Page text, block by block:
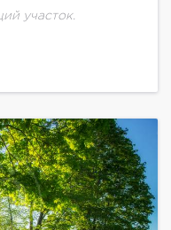
участок.